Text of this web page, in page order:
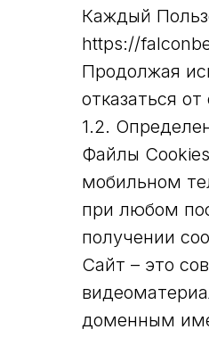
Каждый
https://
Продолжая
отказаться
1.2.
Файлы
мобильном
при любом
получении
Сайт – это
доменным